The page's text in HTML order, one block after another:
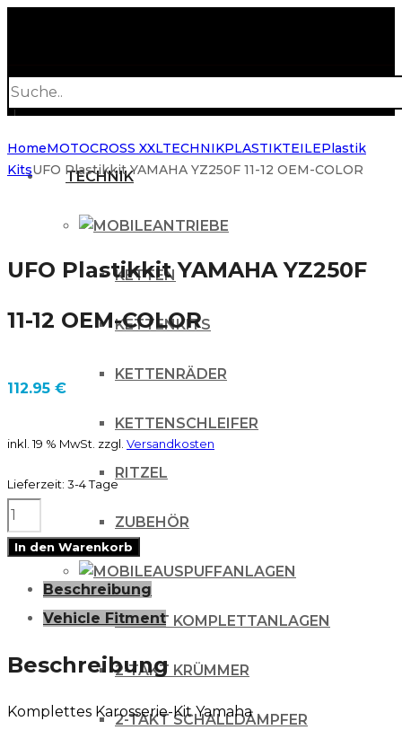
search
TECHNIK
ANTRIEBE
KETTEN
KETTENKITS
KETTENRÄDER
KETTENSCHLEIFER
RITZEL
ZUBEHÖR
AUSPUFFANLAGEN
2-TAKT KOMPLETTANLAGEN
2-TAKT KRÜMMER
2-TAKT SCHALLDÄMPFER
HomeMOTOCROSS XXLTECHNIKPLASTIKTEILEPlastik
KitsUFO Plastikkit YAMAHA YZ250F 11-12 OEM-COLOR
UFO Plastikkit YAMAHA YZ250F
11-12 OEM-COLOR
112.95 €
inkl. 19 % MwSt. zzgl. Versandkosten
Lieferzeit: 3-4 Tage
UFO
Plastikkit
YAMAHA
YZ250F
12
COLOR
In den Warenkorb
Beschreibung
Vehicle Fitment
Beschreibung
Komplettes Karosserie-Kit Yamaha